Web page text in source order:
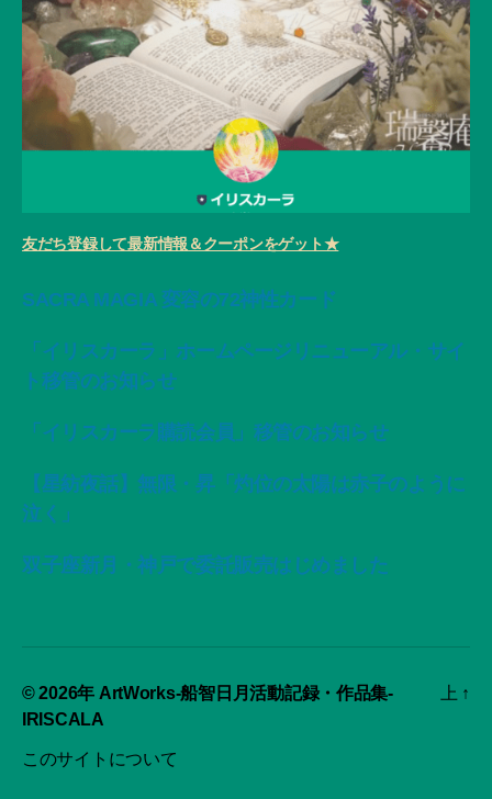
友だち登録して最新情報＆クーポンをゲット★
SACRA MAGIA 変容の72神性カード
「イリスカーラ」ホームページリニューアル・サイ
ト移管のお知らせ
「イリスカーラ購読会員」移管のお知らせ
【星紡夜話】無限・昇「灼位の太陽は赤子のように
泣く」
双子座新月・神戸で委託販売はじめました
© 2026年 ArtWorks-船智日月活動記録・作品集-
IRISCALA
このサイトについて
上 ↑